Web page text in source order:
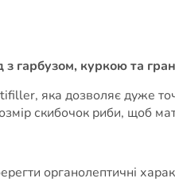
гарбузом, куркою та
яка дозволяє дуже
скибочок риби, щоб
органолептичні